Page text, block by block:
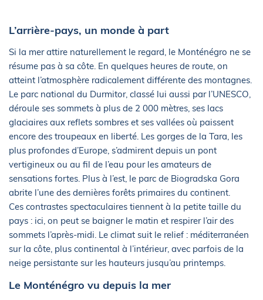
L’arrière-pays, un monde à part
Si la mer attire naturellement le regard, le Monténégro ne se
résume pas à sa côte. En quelques heures de route, on
atteint l’atmosphère radicalement différente des montagnes.
Le parc national du Durmitor, classé lui aussi par l’UNESCO,
déroule ses sommets à plus de 2 000 mètres, ses lacs
glaciaires aux reflets sombres et ses vallées où paissent
encore des troupeaux en liberté. Les gorges de la Tara, les
plus profondes d’Europe, s’admirent depuis un pont
vertigineux ou au fil de l’eau pour les amateurs de
sensations fortes. Plus à l’est, le parc de Biogradska Gora
abrite l’une des dernières forêts primaires du continent.
Ces contrastes spectaculaires tiennent à la petite taille du
pays : ici, on peut se baigner le matin et respirer l’air des
sommets l’après-midi. Le climat suit le relief : méditerranéen
sur la côte, plus continental à l’intérieur, avec parfois de la
neige persistante sur les hauteurs jusqu’au printemps.
Le Monténégro vu depuis la mer